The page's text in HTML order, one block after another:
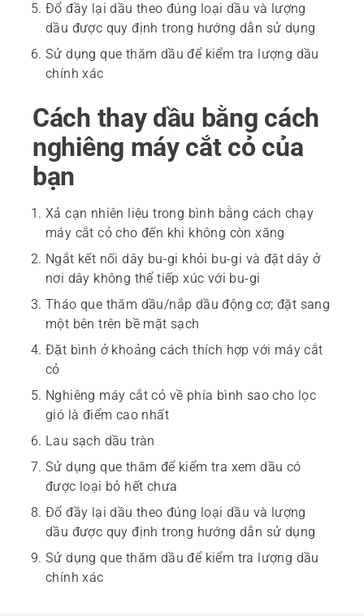
Đổ đầy lại dầu theo đúng loại dầu và lượng
dầu được quy định trong hướng dẫn sử dụng
Sử dụng que thăm dầu để kiểm tra lượng dầu
chính xác
Cách thay dầu bằng cách
nghiêng máy cắt cỏ của
bạn
Xả cạn nhiên liệu trong bình bằng cách chạy
máy cắt cỏ cho đến khi không còn xăng
Ngắt kết nối dây bu-gi khỏi bu-gi và đặt dây ở
nơi dây không thể tiếp xúc với bu-gi
Tháo que thăm dầu/nắp dầu động cơ; đặt sang
một bên trên bề mặt sạch
Đặt bình ở khoảng cách thích hợp với máy cắt
cỏ
Nghiêng máy cắt cỏ về phía bình sao cho lọc
gió là điểm cao nhất
Lau sạch dầu tràn
Sử dụng que thăm để kiểm tra xem dầu có
được loại bỏ hết chưa
Đổ đầy lại dầu theo đúng loại dầu và lượng
dầu được quy định trong hướng dẫn sử dụng
Sử dụng que thăm dầu để kiểm tra lượng dầu
chính xác